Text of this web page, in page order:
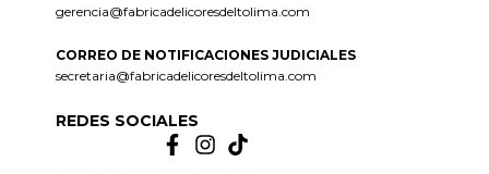
gerencia@fabricadelicoresdeltolima.com
CORREO DE NOTIFICACIONES JUDICIALES
secretaria@fabricadelicoresdeltolima.com
REDES SOCIALES